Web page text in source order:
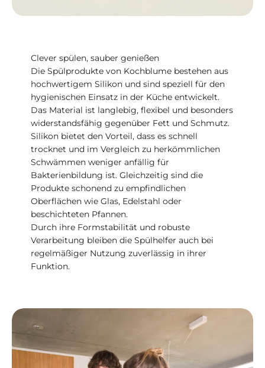
Clever spülen, sauber genießen
Die Spülprodukte von Kochblume bestehen aus
hochwertigem Silikon und sind speziell für den
hygienischen Einsatz in der Küche entwickelt.
Das Material ist langlebig, flexibel und besonders
widerstandsfähig gegenüber Fett und Schmutz.
Silikon bietet den Vorteil, dass es schnell
trocknet und im Vergleich zu herkömmlichen
Schwämmen weniger anfällig für
Bakterienbildung ist. Gleichzeitig sind die
Produkte schonend zu empfindlichen
Oberflächen wie Glas, Edelstahl oder
beschichteten Pfannen.
Durch ihre Formstabilität und robuste
Verarbeitung bleiben die Spülhelfer auch bei
regelmäßiger Nutzung zuverlässig in ihrer
Funktion.